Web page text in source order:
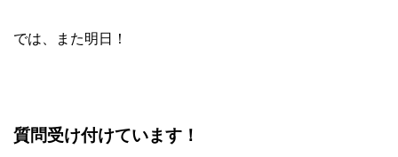
では、また明日！
質問受け付けています！